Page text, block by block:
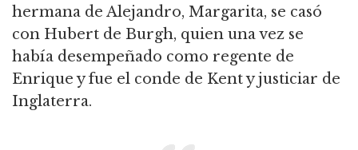
hermana de Alejandro, Margarita, se casó
con Hubert de Burgh, quien una vez se
había desempeñado como regente de
Enrique y fue el conde de Kent y justiciar de
Inglaterra.